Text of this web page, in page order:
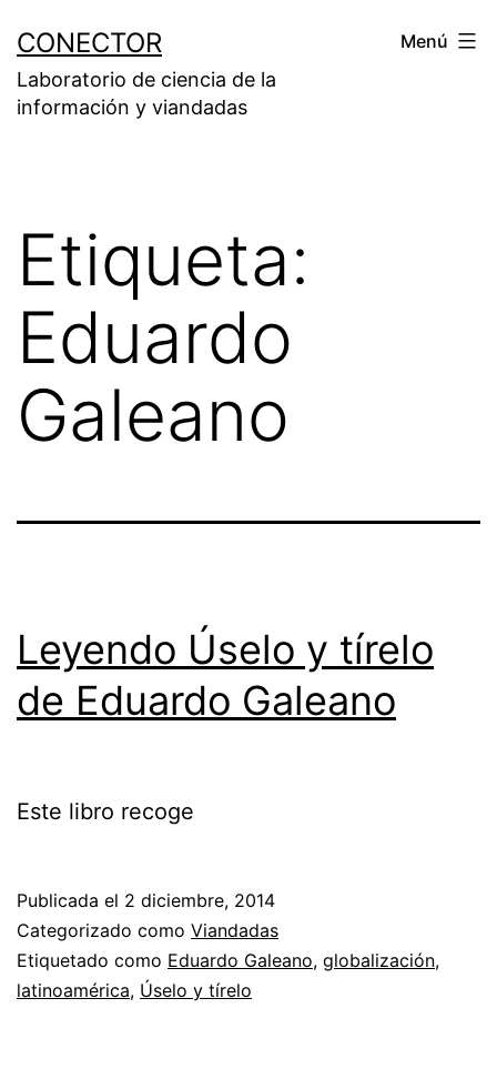
contenido
CONECTOR
Laboratorio de ciencia de la
información y viandadas
Menú
Etiqueta:
Eduardo
Galeano
Leyendo Úselo y tírelo
de Eduardo Galeano
Este libro recoge
Publicada el 2 diciembre, 2014
Categorizado como Viandadas
Etiquetado como Eduardo Galeano, globalización,
latinoamérica, Úselo y tírelo